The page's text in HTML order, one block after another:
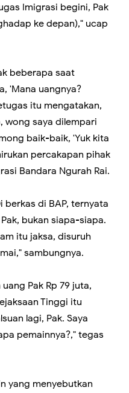
Imigrasi begini, Pak
ke depan)," ucap
beberapa saat
'Mana uangnya?
itu mengatakan,
wong saya dilempari
baik-baik, 'Yuk kita
percakapan pihak
Bandara Ngurah Rai.
berkas di BAP, ternyata
bukan siapa-siapa.
itu jaksa, disuruh
sambungnya.
Pak Rp 79 juta,
Tinggi itu
lagi, Pak. Saya
pemainnya?," tegas
yang menyebutkan